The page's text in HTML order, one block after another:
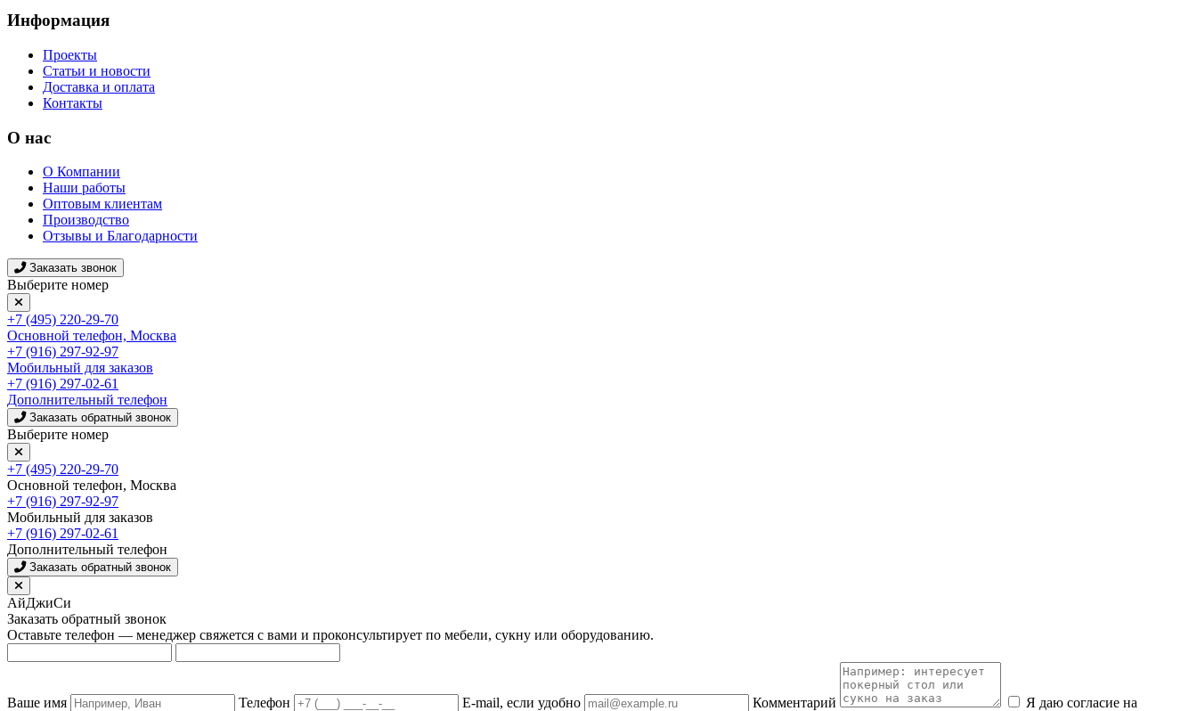
Информация
Проекты
Статьи и новости
Доставка и оплата
Контакты
О нас
О Компании
Наши работы
Оптовым клиентам
Производство
Отзывы и Благодарности
Заказать звонок
Выберите номер
+7 (495) 220-29-70
Основной телефон, Москва
+7 (916) 297-92-97
Мобильный для заказов
+7 (916) 297-02-61
Дополнительный телефон
Заказать обратный звонок
Выберите номер
+7 (495) 220-29-70
Основной телефон, Москва
+7 (916) 297-92-97
Мобильный для заказов
+7 (916) 297-02-61
Дополнительный телефон
Заказать обратный звонок
АйДжиСи
Заказать обратный звонок
Оставьте телефон — менеджер свяжется с вами и проконсультирует по мебели, сукну или оборудованию.
Ваше имя Телефон E-mail, если удобно Комментарий
Я даю согласие на